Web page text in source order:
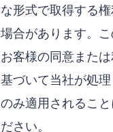
な形式で取得する
場合があります。こ
お客様の同意また
基づいて当社が処
のみ適用されること
ださい。